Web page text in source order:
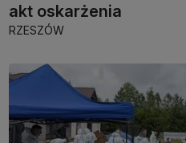
akt oskarżenia
RZESZÓW